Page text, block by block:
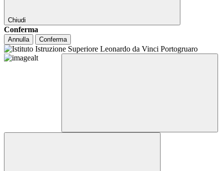
Chiudi
Conferma
Annulla Conferma